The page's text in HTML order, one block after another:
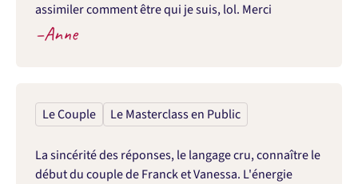
assimiler comment être qui je suis, lol. Merci
–Anne
Le Couple Le Masterclass en Public
La sincérité des réponses, le langage cru, connaître le
début du couple de Franck et Vanessa. L'énergie